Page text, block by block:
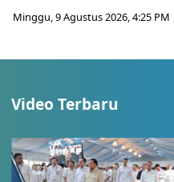
Minggu, 9 Agustus 2026, 4:25 PM
Video Terbaru